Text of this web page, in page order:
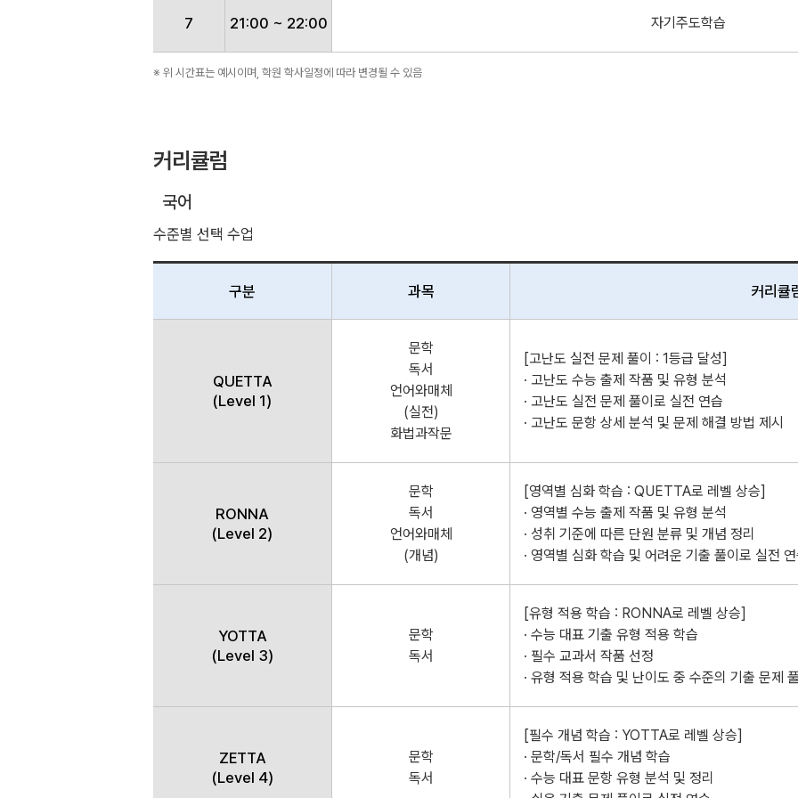
7 21:00 ~ 22:00 자기주도학습
※ 위 시간표는 예시이며, 학원 학사일정에 따라 변경될 수 있음
커리큘럼
국어
수준별 선택 수업
구분 과목 커리큘
QUETTA
(Level 1)
문학
독서
언어와매체
(실전)
화법과작문
[고난도 실전 문제 풀이 : 1등급 달성]
· 고난도 수능 출제 작품 및 유형 분석
· 고난도 실전 문제 풀이로 실전 연습
· 고난도 문항 상세 분석 및 문제 해결 방법 제시
RONNA
(Level 2)
문학
독서
언어와매체
(개념)
[영역별 심화 학습 : QUETTA로 레벨 상승]
· 영역별 수능 출제 작품 및 유형 분석
· 성취 기준에 따른 단원 분류 및 개념 정리
· 영역별 심화 학습 및 어려운 기출 풀이로 실전
YOTTA
(Level 3)
문학
독서
[유형 적용 학습 : RONNA로 레벨 상승]
· 수능 대표 기출 유형 적용 학습
· 필수 교과서 작품 선정
· 유형 적용 학습 및 난이도 중 수준의 기출 문제
ZETTA
(Level 4)
문학
독서
[필수 개념 학습 : YOTTA로 레벨 상승]
· 문학/독서 필수 개념 학습
· 수능 대표 문항 유형 분석 및 정리